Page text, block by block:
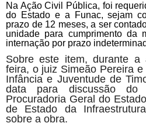
Na Ação Civil Pública, foi
do Estado e a Funac, sejam
prazo de 12 meses, a ser
unidade para cumprimento da
internação por prazo
Sobre este item, durante a
feira, o juiz Simeão Pereira
Infância e Juventude de
data para discussão
Procuradoria Geral do
de Estado da
sobre a obra.